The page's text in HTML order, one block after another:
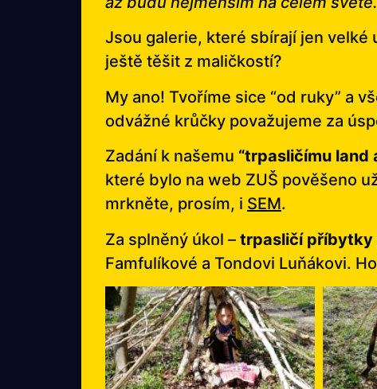
Jsou galerie, které sbírají jen velké
ještě těšit z maličkostí?
My ano! Tvoříme sice “od ruky” a
odvážné krůčky považujeme za
Zadání k našemu “trpasličímu land
které bylo na web ZUŠ pověšeno
mrkněte, prosím, i SEM.
Za splněný úkol – trpasličí příbytky
Famfulíkové a Tondovi Luňákovi.